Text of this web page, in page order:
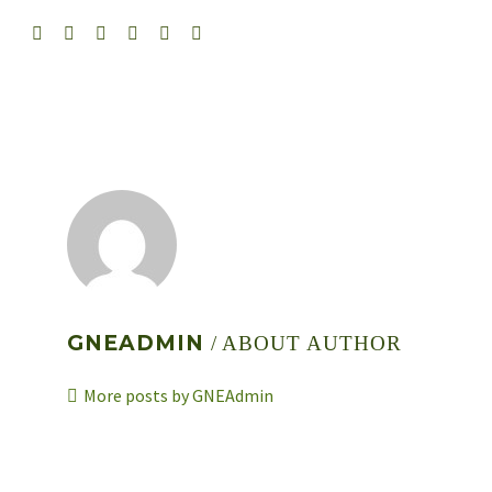
GNEADMIN / ABOUT AUTHOR
More posts by GNEAdmin